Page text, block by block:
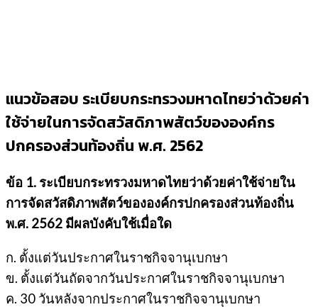
แนวข้อสอบ ระเบียบกระทรวงมหาดไทยว่าด้วยค่า
ใช้จ่ายในการจัดสวัสดิภาพสัตว์ขององค์กร
ปกครองส่วนท้องถิ่น พ.ศ. 2562
ข้อ 1. ระเบียบกระทรวงมหาดไทยว่าด้วยค่าใช้จ่ายใน
การจัดสวัสดิภาพสัตว์ขององค์กรปกครองส่วนท้องถิ่น
พ.ศ. 2562 มีผลบังคับใช้เมื่อใด
ก. ตั้งแต่วันประกาศในราชกิจจานุเบกษา
ข. ตั้งแต่วันถัดจากวันประกาศในราชกิจจานุเบกษา
ค. 30 วันหลังจากประกาศในราชกิจจานุเบกษา